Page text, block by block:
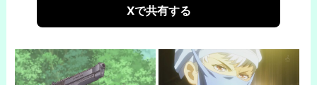
Xで共有する